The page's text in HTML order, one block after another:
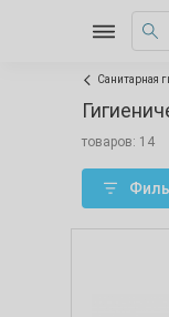
Санитарная
товаров: 14